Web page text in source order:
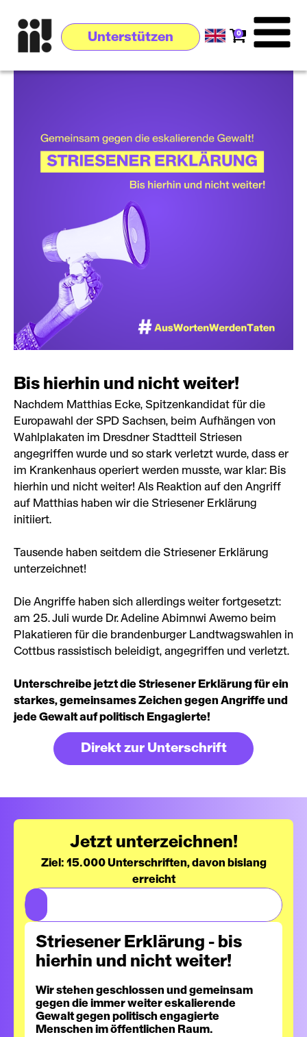
Unterstützen 0
Bis hierhin und nicht weiter!
Nachdem Matthias Ecke, Spitzenkandidat für die
Europawahl der SPD Sachsen, beim Aufhängen von
Wahlplakaten im Dresdner Stadtteil Striesen
angegriffen wurde und so stark verletzt wurde, dass er
im Krankenhaus operiert werden musste, war klar: Bis
hierhin und nicht weiter! Als Reaktion auf den Angriff
auf Matthias haben wir die Striesener Erklärung
initiiert.
Tausende haben seitdem die Striesener Erklärung
unterzeichnet!
Die Angriffe haben sich allerdings weiter fortgesetzt:
am 25. Juli wurde Dr. Adeline Abimnwi Awemo beim
Plakatieren für die brandenburger Landtwagswahlen in
Cottbus rassistisch beleidigt, angegriffen und verletzt.
Unterschreibe jetzt die Striesener Erklärung für ein
starkes, gemeinsames Zeichen gegen Angriffe und
jede Gewalt auf politisch Engagierte!
Direkt zur Unterschrift
Jetzt unterzeichnen!
Ziel: 15.000 Unterschriften, davon bislang
erreicht
Striesener Erklärung - bis
hierhin und nicht weiter!
Wir stehen geschlossen und gemeinsam
gegen die immer weiter eskalierende
Gewalt gegen politisch engagierte
Menschen im öffentlichen Raum.